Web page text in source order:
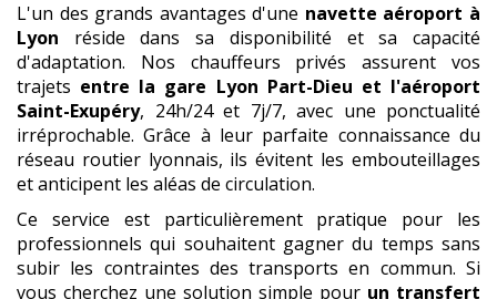
L'un des grands avantages d'une navette aéroport à
Lyon réside dans sa disponibilité et sa capacité
d'adaptation. Nos chauffeurs privés assurent vos
trajets entre la gare Lyon Part-Dieu et l'aéroport
Saint-Exupéry, 24h/24 et 7j/7, avec une ponctualité
irréprochable. Grâce à leur parfaite connaissance du
réseau routier lyonnais, ils évitent les embouteillages
et anticipent les aléas de circulation.
Ce service est particulièrement pratique pour les
professionnels qui souhaitent gagner du temps sans
subir les contraintes des transports en commun. Si
vous cherchez une solution simple pour un transfert